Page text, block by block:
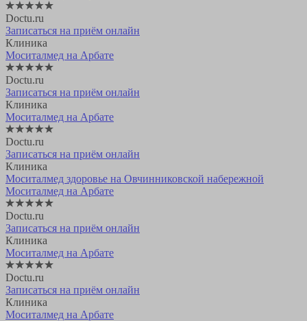
Doctu.ru
Записаться на приём онлайн
Клиника
Моситалмед на Арбате
Doctu.ru
Записаться на приём онлайн
Клиника
Моситалмед на Арбате
Doctu.ru
Записаться на приём онлайн
Клиника
Моситалмед здоровье на Овчинниковской набережной
Моситалмед на Арбате
Doctu.ru
Записаться на приём онлайн
Клиника
Моситалмед на Арбате
Doctu.ru
Записаться на приём онлайн
Клиника
Моситалмед на Арбате